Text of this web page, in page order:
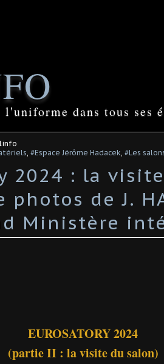
dans tous ses
, #Espace Jérôme Hadacek, #Les
2024 : la
de J.
Ministère
EUROSATORY 2024
(partie II : la visite du salon)